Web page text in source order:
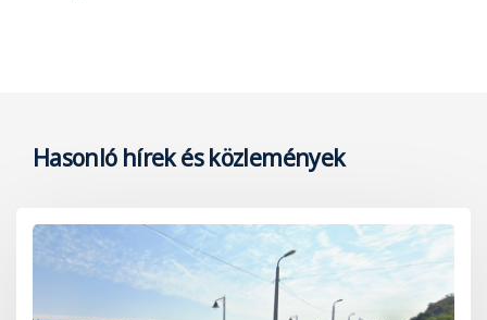
Hasonló hírek és közlemények